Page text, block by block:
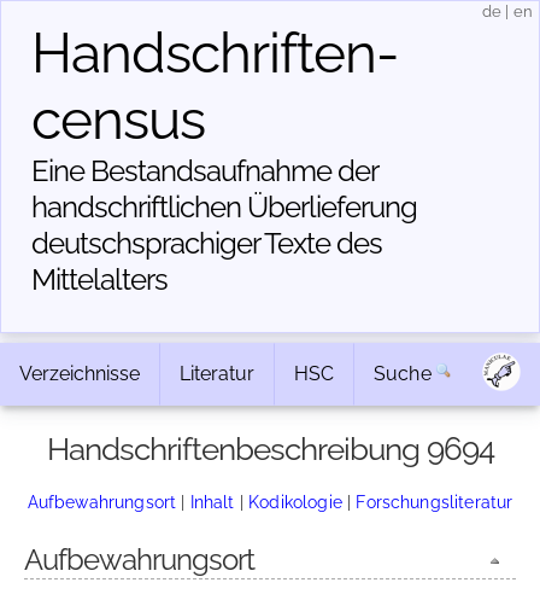
Handschriften­
census
Eine Bestandsaufnahme der
handschriftlichen Über­lieferung
deutschsprachiger Texte des
Mittelalters
de en
Verzeichnisse Literatur HSC Suche
Handschriftenbeschreibung 9694
Aufbewahrungsort | Inhalt | Kodikologie| Forschungsliteratur
Aufbewahrungsort